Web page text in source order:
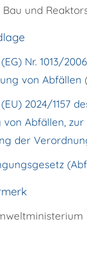
Bau und
Nr. 1013/
von Abfällen
2024/1157
Abfällen, zur
der